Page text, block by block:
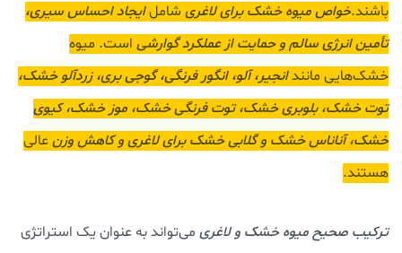
باشند.خواص میوه خشک برای لاغری شاملایجاد احساس سیری،
تأمین انرژی سالم و حمایت از عملکرد گوارشی است. میوه
خشک‌هایی مانندانجیر، آلو، انگور فرنگی، گوجی بری، زردآلو خشک،
توت خشک، بلوبری خشک، توت فرنگی خشک، موز خشک، کیوی
خشک، آناناس خشک و گلابی خشک برای لاغری و کاهش وزنعالی
هستند.
ترکیب صحیح میوه خشک و لاغری می‌تواند به عنوان یک استراتژی